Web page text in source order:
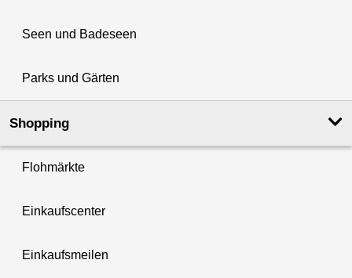
Seen und Badeseen
Parks und Gärten
Shopping
Flohmärkte
Einkaufscenter
Einkaufsmeilen